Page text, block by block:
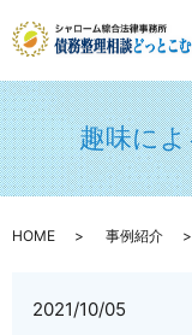
趣味に
HOME 事例紹介
2021/10/05